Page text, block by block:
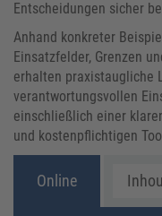
Entscheidungen sicher
​Anhand konkreter
Einsatzfelder, Grenzen
erhalten praxistaugliche
verantwortungsvollen
einschließlich einer
und kostenpflichtigen
Online